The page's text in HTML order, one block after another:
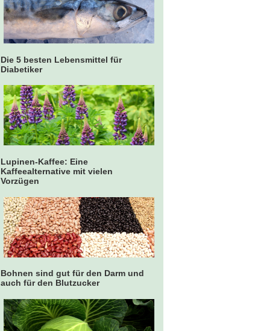
Die 5 besten Lebensmittel für
Diabetiker
Lupinen-Kaffee: Eine
Kaffeealternative mit vielen
Vorzügen
Bohnen sind gut für den Darm und
auch für den Blutzucker